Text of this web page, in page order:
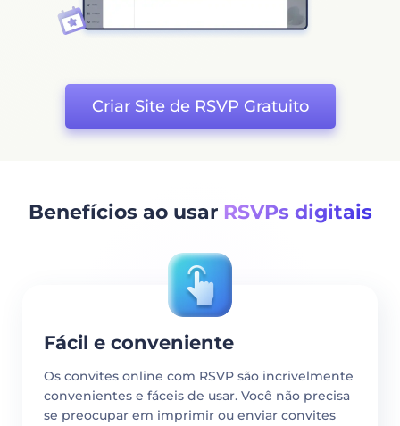
Criar Site de RSVP Gratuito
Benefícios ao usar RSVPs digitais
Fácil e conveniente
Os convites online com RSVP são incrivelmente
convenientes e fáceis de usar. Você não precisa
se preocupar em imprimir ou enviar convites